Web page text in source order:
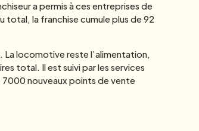
a permis à ces entreprises de
total, la franchise cumule plus de 92
locomotive reste l’alimentation,
total. Il est suivi par les services
7000 nouveaux points de vente